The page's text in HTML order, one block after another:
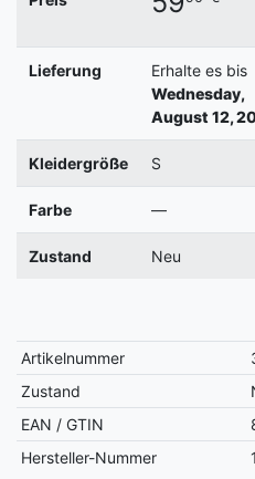
Lieferung
Erhalte es bis
Wednesday,
August 12,
Kleidergröße S
Farbe —
Zustand Neu
Artikelnummer
Zustand
EAN / GTIN
Hersteller-Nummer